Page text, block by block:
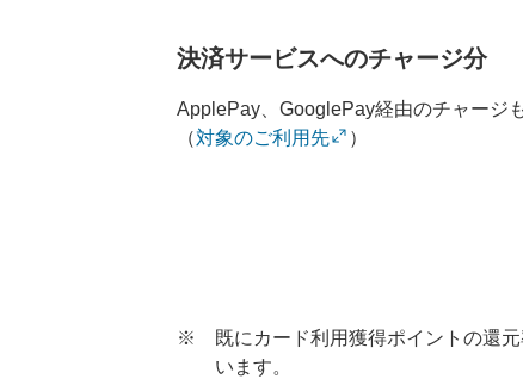
決済サービスへのチャージ分
ApplePay、GooglePay経由のチャージ
（対象のご利用先 ）
※
既にカード利用獲得ポイントの還
います。